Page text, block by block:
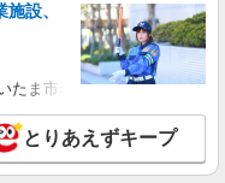
設、
たま市岩槻区・久喜市・蓮田
とりあえずキープ